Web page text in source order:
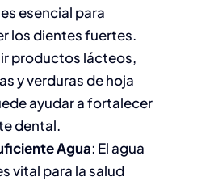
esencial para
los dientes fuertes.
productos lácteos,
y verduras de hoja
ayudar a fortalecer
dental.
Agua: El agua
vital para la salud